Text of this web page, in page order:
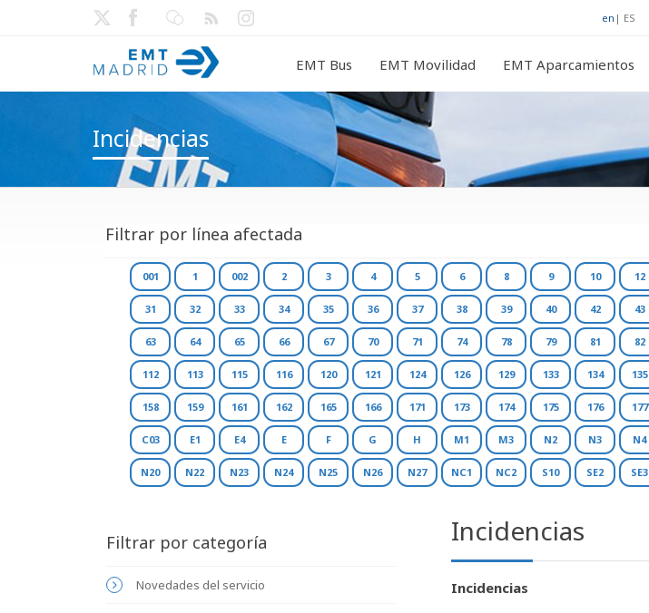
en | ES
EMT Bus EMT Movilidad EMT Aparcamientos
Incidencias
Filtrar por línea afectada
001 1 002 2 3 4 5 6 8 9 10 12
31 32 33 34 35 36 37 38 39 40 42 43
63 64 65 66 67 70 71 74 78 79 81 82
112 113 115 116 120 121 124 126 129 133 134 135
158 159 161 162 165 166 171 173 174 175 176 177
C03 E1 E4 E F G H M1 M3 N2 N3 N4
N20 N22 N23 N24 N25 N26 N27 NC1 NC2 S10 SE2 SE3
Filtrar por categoría
Novedades del servicio
Incidencias
Incidencias